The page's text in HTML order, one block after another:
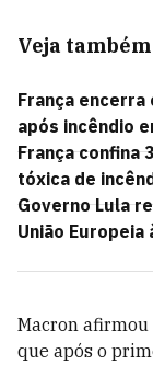
Veja também
França
após incêndio
França confina
tóxica de
Governo Lula
União
Macron
que após o